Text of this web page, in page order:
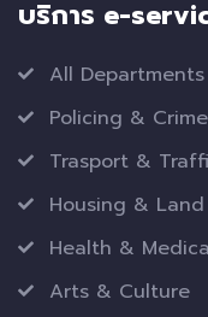
บริการ e-
All Departments
Policing & Crime
Trasport &
Housing & Land
Health &
Arts & Culture